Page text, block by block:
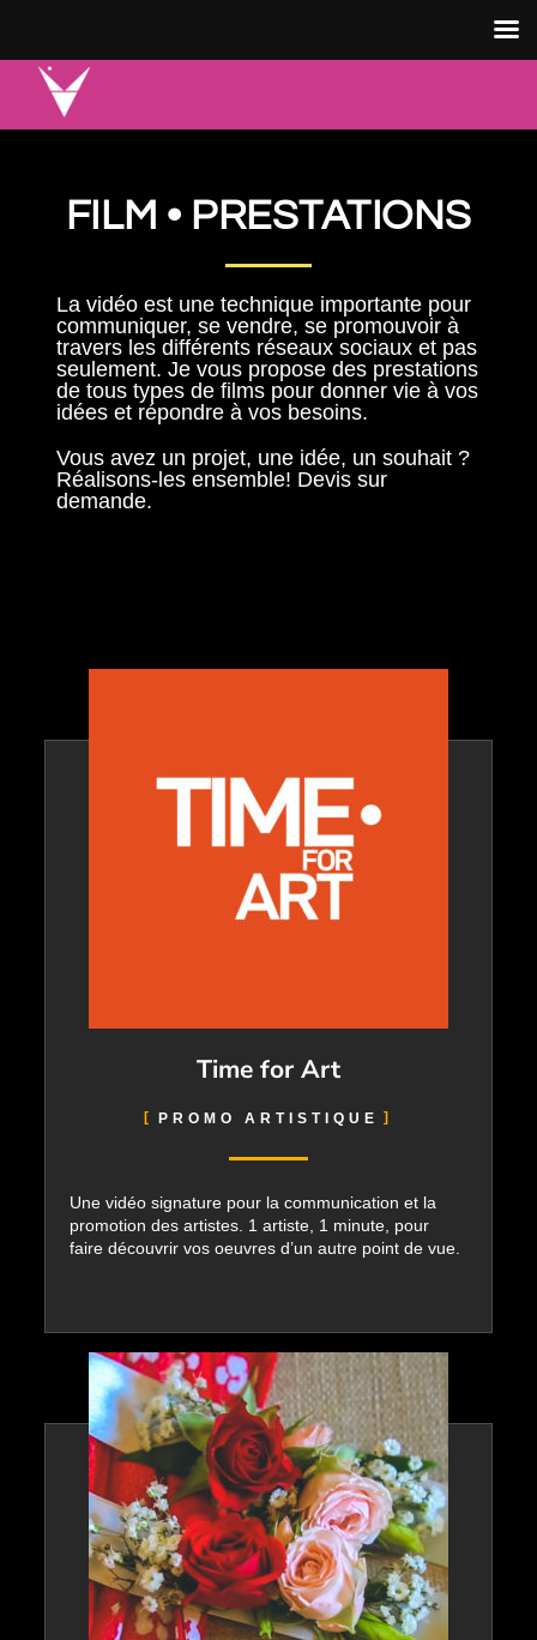
FILM • PRESTATIONS
La vidéo est une technique importante pour
communiquer, se vendre, se promouvoir à
travers les différents réseaux sociaux et pas
seulement. Je vous propose des prestations
de tous types de films pour donner vie à vos
idées et répondre à vos besoins.
Vous avez un projet, une idée, un souhait ?
Réalisons-les ensemble! Devis sur
demande.
Time for Art
PROMO ARTISTIQUE
Une vidéo signature pour la communication et la
promotion des artistes. 1 artiste, 1 minute, pour
faire découvrir vos oeuvres d’un autre point de vue.